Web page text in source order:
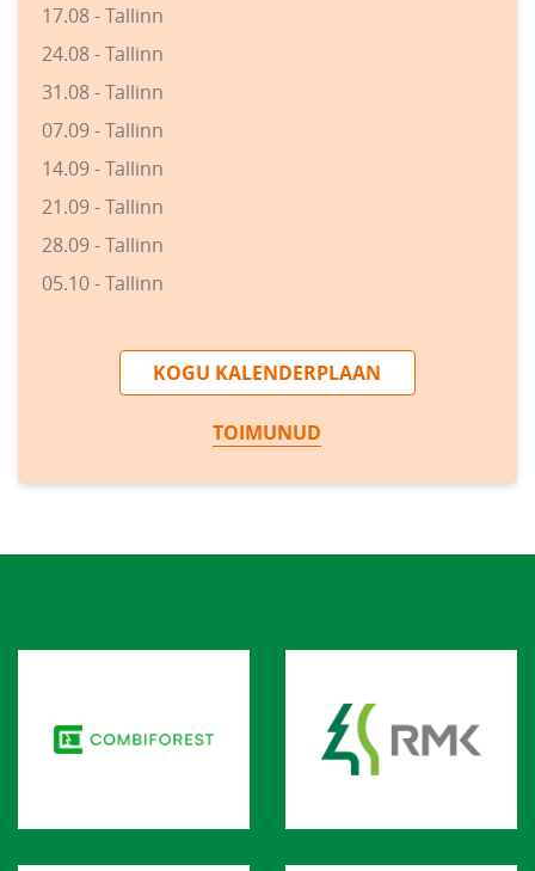
17.08 - Tallinn
24.08 - Tallinn
31.08 - Tallinn
07.09 - Tallinn
14.09 - Tallinn
21.09 - Tallinn
28.09 - Tallinn
05.10 - Tallinn
KOGU KALENDERPLAAN
TOIMUNUD